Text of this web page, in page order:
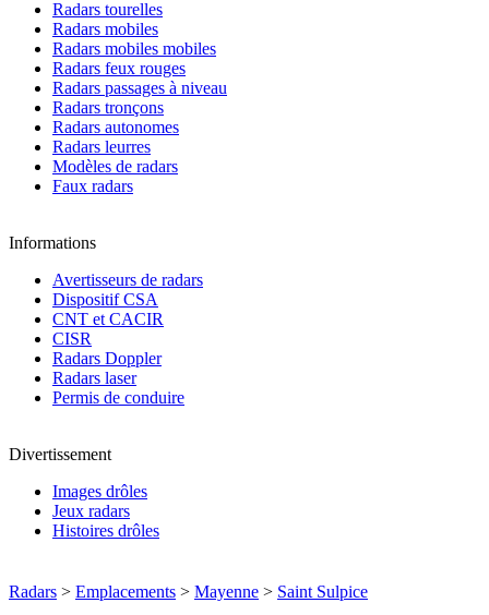
Radars tourelles
Radars mobiles
Radars mobiles mobiles
Radars feux rouges
Radars passages à niveau
Radars tronçons
Radars autonomes
Radars leurres
Modèles de radars
Faux radars
Informations
Avertisseurs de radars
Dispositif CSA
CNT et CACIR
CISR
Radars Doppler
Radars laser
Permis de conduire
Divertissement
Images drôles
Jeux radars
Histoires drôles
Radars > Emplacements > Mayenne > Saint Sulpice